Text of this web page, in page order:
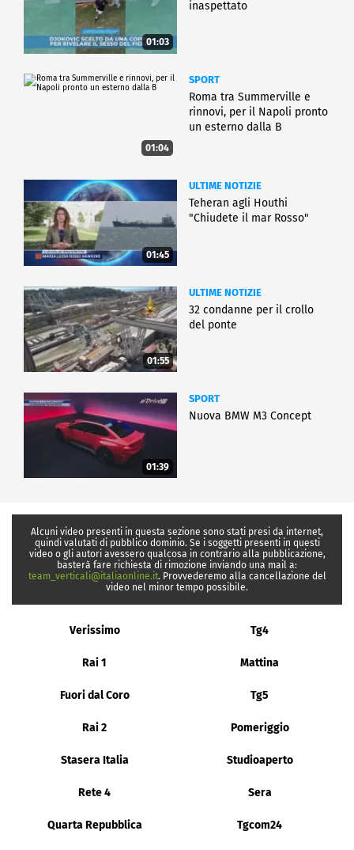
01:03
inaspettato
01:04
SPORT
Roma tra Summerville e
rinnovi, per il Napoli pronto
un esterno dalla B
01:45
ULTIME NOTIZIE
Teheran agli Houthi
"Chiudete il mar Rosso"
01:55
ULTIME NOTIZIE
32 condanne per il crollo
del ponte
01:39
SPORT
Nuova BMW M3 Concept
Alcuni video presenti in questa sezione sono stati presi da internet,
quindi valutati di pubblico dominio. Se i soggetti presenti in questi
video o gli autori avessero qualcosa in contrario alla pubblicazione,
basterà fare richiesta di rimozione inviando una mail a:
team_verticali@italiaonline.it. Provvederemo alla cancellazione del
video nel minor tempo possibile.
Verissimo Tg4
Rai 1 Mattina
Fuori dal Coro Tg5
Rai 2 Pomeriggio
Stasera Italia Studioaperto
Rete 4 Sera
Quarta Repubblica Tgcom24